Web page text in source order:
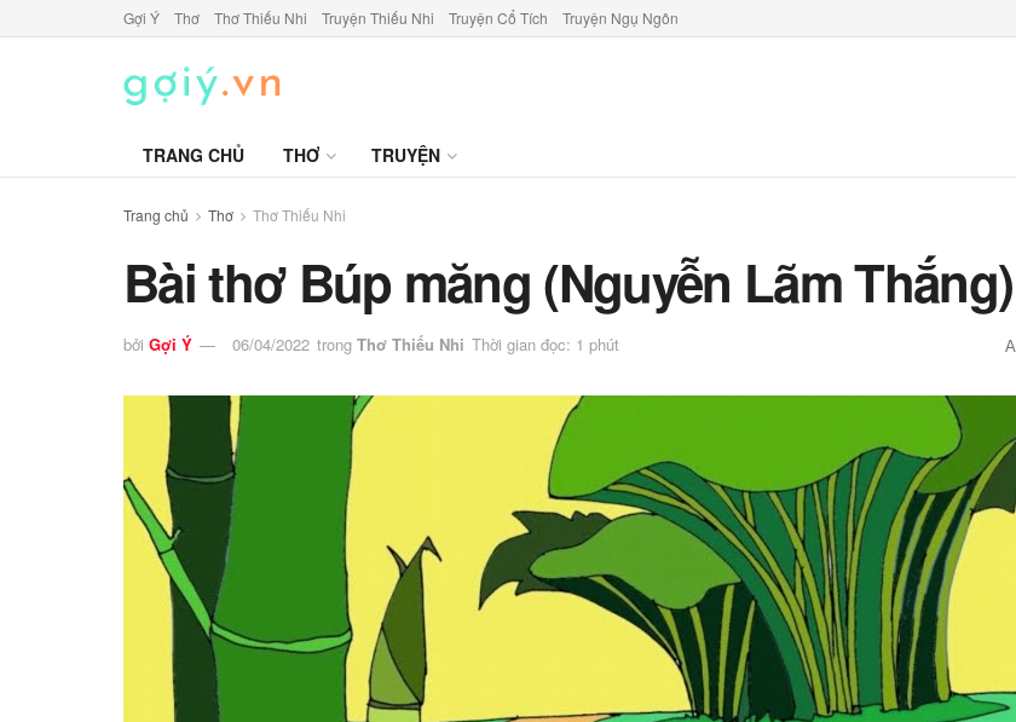
Gợi Ý Thơ Thơ Thiếu Nhi Truyện Thiếu Nhi Truyện Cổ Tích Truyện Ngụ Ngôn
TRANG CHỦ THƠ TRUYỆN
Trang chủ Thơ Thơ Thiếu Nhi
Bài thơ Búp măng (Nguyễn Lãm Thắng)
bởi Gợi Ý 06/04/2022 trong Thơ Thiếu Nhi Thời gian đọc: 1 phút A